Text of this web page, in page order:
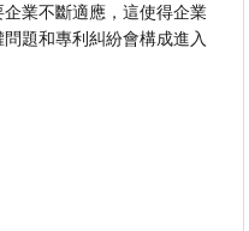
業不斷適應，這使得企業
題和專利糾紛會構成進入